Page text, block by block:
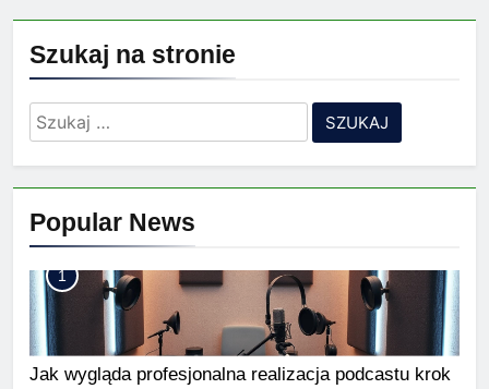
Szukaj na stronie
Szukaj:
Popular News
1
Jak wygląda profesjonalna realizacja podcastu krok